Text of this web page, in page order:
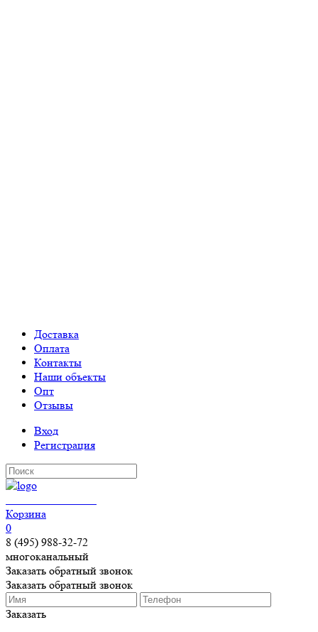
Доставка
Оплата
Контакты
Наши объекты
Опт
Отзывы
Вход
Регистрация
Корзина
0
8 (495) 988-32-72
многоканальный
Заказать обратный звонок
Заказать обратный звонок
Заказать